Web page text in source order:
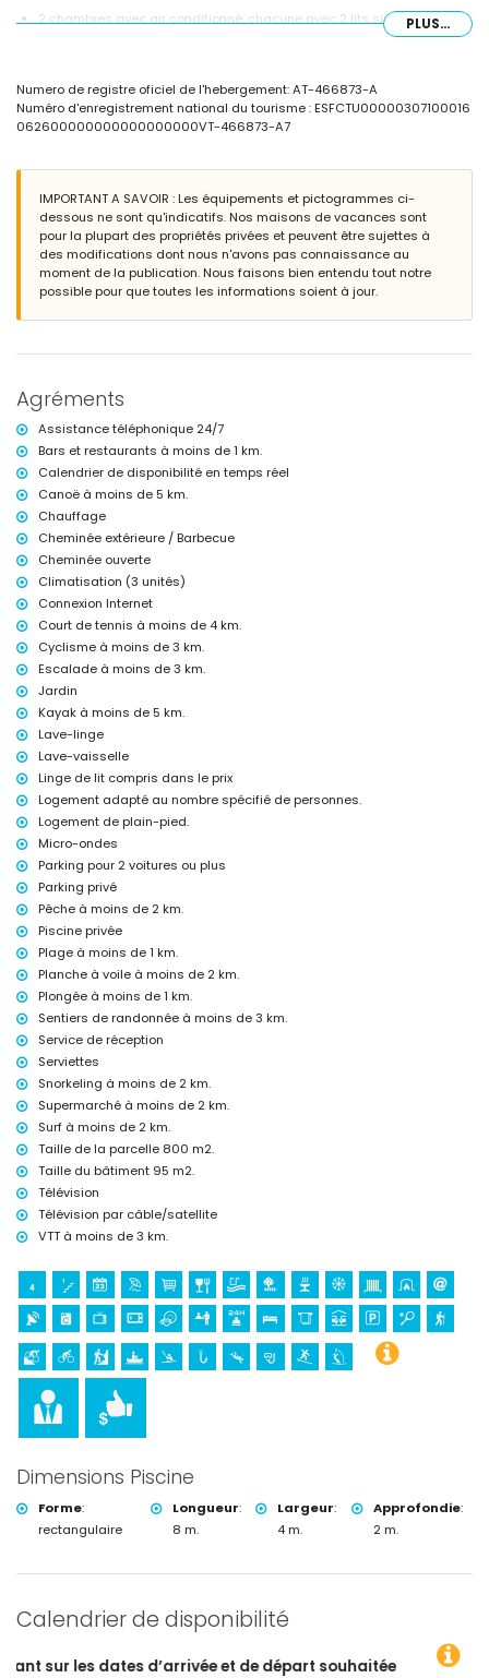
2 chambres avec air conditionné, chacune avec 2 lits simples
Extérieur de la villa
piscine privée mesurant 8m x 4m et de 2m de profondeur
jardin arboré et mobilier de jardin avec transats
barbecue
douche extérieure
espace salon extérieur et espace salle à manger extérieur
garage privé et espace de stationnement couvert privé
Informations supplémentaires
ville la plus proche : Jávea (à moins de 3 kilomètres de la villa)
mètres de la villa)
villa)
villa)
aéroport le plus proche : Alicante (à moins de 100 kilomètres de la
villa)
deuxième aéroport le plus proche : Valence (> 100 kilomètres)
les animaux domestiques ne sont pas admis
L'hébergement est très approprié pour les familles avec enfants
Installations et services inclus dans le prix de location de la villa
internet (WiFi)
fer et planche à repasser
linge de lit et serviettes
service de réception et service d'urgence 24h/24
chauffage central et air conditionné
Activités de divertissement et de loisirs pour vos vacances à
Jávea, Costa Blanca
bar, promenade (Paseo Marítimo et Jávea) (à moins de 1000 mètres
de la maison)
cinéma, théâtre et discothèque (à moins de 5 kilomètres de la
maison)
Sites et culture à Jávea, Costa Blanca
musée (Histórico de Jávea), église (Virgen de Loreto, Puerto, Jávea),
ruine (Molinos de Viento, Jávea), monument (Pueblo Histórico, Jávea),
bâtiment architectural (Histórico de Jávea), lieu historique (Pueblo
Histórico et Jávea) (à moins de 5 kilomètres de l'hébergement)
palais (Palacio Real de Valencia) (à moins de 25 kilomètres de
l'hébergement)
Sports
plongée (à moins de 1000 mètres de la villa)
snorkeling, surf et planche à voile (à moins de 5 kilomètres de la villa)
golf (Club de Golf de Jávea) et équitation (à moins de 10 kilomètres
de la villa)
PLUS...
Numero de registre oficiel de l'hebergement: AT-466873-A
Numéro d'enregistrement national du tourisme : ESFCTU00000307100016
062600000000000000000VT-466873-A7
IMPORTANT A SAVOIR : Les équipements et pictogrammes ci-
dessous ne sont qu'indicatifs. Nos maisons de vacances sont
pour la plupart des propriétés privées et peuvent être sujettes à
des modifications dont nous n'avons pas connaissance au
moment de la publication. Nous faisons bien entendu tout notre
possible pour que toutes les informations soient à jour.
Agréments
Assistance téléphonique 24/7
Bars et restaurants à moins de 1 km.
Calendrier de disponibilité en temps réel
Canoë à moins de 5 km.
Chauffage
Cheminée extérieure / Barbecue
Cheminée ouverte
Climatisation (3 unités)
Connexion Internet
Court de tennis à moins de 4 km.
Cyclisme à moins de 3 km.
Escalade à moins de 3 km.
Jardin
Kayak à moins de 5 km.
Lave-linge
Lave-vaisselle
Linge de lit compris dans le prix
Logement adapté au nombre spécifié de personnes.
Logement de plain-pied.
Micro-ondes
Parking pour 2 voitures ou plus
Parking privé
Pêche à moins de 2 km.
Piscine privée
Plage à moins de 1 km.
Planche à voile à moins de 2 km.
Plongée à moins de 1 km.
Sentiers de randonnée à moins de 3 km.
Service de réception
Serviettes
Snorkeling à moins de 2 km.
Supermarché à moins de 2 km.
Surf à moins de 2 km.
Taille de la parcelle 800 m2.
Taille du bâtiment 95 m2.
Télévision
Télévision par câble/satellite
VTT à moins de 3 km.
Dimensions Piscine
Forme:
rectangulaire
Longueur:
8 m.
Largeur:
4 m.
Approfondie:
2 m.
Calendrier de disponibilité
et de départ souhaitées !